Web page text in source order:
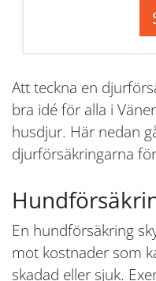
Att teckna en
bra idé för alla i
husdjur. Här nedan
djurförsäkringarna
En hundförsäkring
mot kostnader som
skadad eller sjuk.